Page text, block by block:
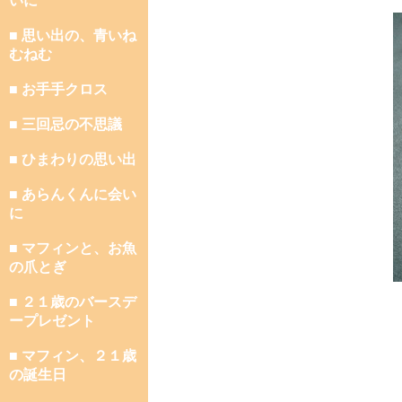
■ 思い出の、青いね
むねむ
■ お手手クロス
■ 三回忌の不思議
■ ひまわりの思い出
■ あらんくんに会い
に
■ マフィンと、お魚
の爪とぎ
■ ２１歳のバースデ
ープレゼント
■ マフィン、２１歳
の誕生日